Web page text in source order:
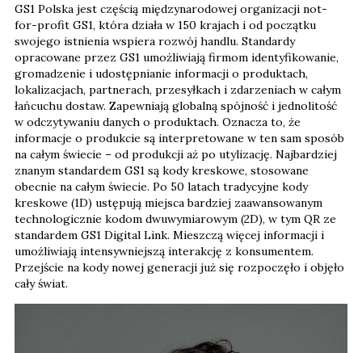
GS1 Polska jest częścią międzynarodowej organizacji not-
for-profit GS1, która działa w 150 krajach i od początku
swojego istnienia wspiera rozwój handlu. Standardy
opracowane przez GS1 umożliwiają firmom identyfikowanie,
gromadzenie i udostępnianie informacji o produktach,
lokalizacjach, partnerach, przesyłkach i zdarzeniach w całym
łańcuchu dostaw. Zapewniają globalną spójność i jednolitość
w odczytywaniu danych o produktach. Oznacza to, że
informacje o produkcie są interpretowane w ten sam sposób
na całym świecie – od produkcji aż po utylizację. Najbardziej
znanym standardem GS1 są kody kreskowe, stosowane
obecnie na całym świecie. Po 50 latach tradycyjne kody
kreskowe (1D) ustępują miejsca bardziej zaawansowanym
technologicznie kodom dwuwymiarowym (2D), w tym QR ze
standardem GS1 Digital Link. Mieszczą więcej informacji i
umożliwiają intensywniejszą interakcję z konsumentem.
Przejście na kody nowej generacji już się rozpoczęło i objęło
cały świat.